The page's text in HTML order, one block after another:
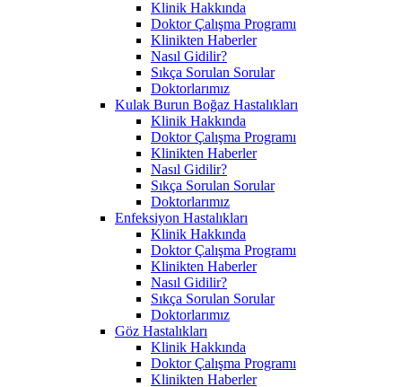
Klinik Hakkında
Doktor Çalışma Programı
Klinikten Haberler
Nasıl Gidilir?
Sıkça Sorulan Sorular
Doktorlarımız
Kulak Burun Boğaz Hastalıkları
Klinik Hakkında
Doktor Çalışma Programı
Klinikten Haberler
Nasıl Gidilir?
Sıkça Sorulan Sorular
Doktorlarımız
Enfeksiyon Hastalıkları
Klinik Hakkında
Doktor Çalışma Programı
Klinikten Haberler
Nasıl Gidilir?
Sıkça Sorulan Sorular
Doktorlarımız
Göz Hastalıkları
Klinik Hakkında
Doktor Çalışma Programı
Klinikten Haberler